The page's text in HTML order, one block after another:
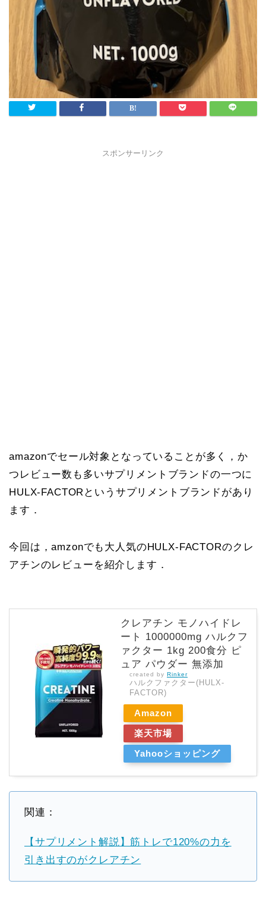
スポンサーリンク
amazonでセール対象となっていることが多く，か
つレビュー数も多いサプリメントブランドの一つに
HULX-FACTORというサプリメントブランドがあり
ます．
今回は，amzonでも大人気のHULX-FACTORのクレ
アチンのレビューを紹介します．
クレアチン モノハイドレ
ート 1000000mg ハルクフ
ァクター 1kg 200食分 ピ
ュア パウダー 無添加
created by Rinker
ハルクファクター(HULX-
FACTOR)
Amazon
楽天市場
Yahooショッピング
関連：
【サプリメント解説】筋トレで120%の力を
引き出すのがクレアチン